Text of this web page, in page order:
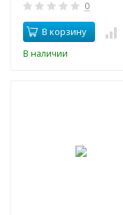
0
В корзину
В наличии